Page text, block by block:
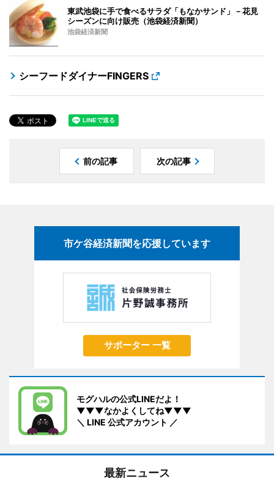
東武池袋に手で食べるサラダ「もなかサンド」－花見
シーズンに向け販売（池袋経済新聞）
池袋経済新聞
シーフードダイナーFINGERS
前の記事 次の記事
市ケ谷経済新聞を応援しています
サポーター 一覧
モグハルの公式LINEだよ！
▼▼▼なかよくしてね▼▼▼
＼ LINE 公式アカウント ／
最新ニュース